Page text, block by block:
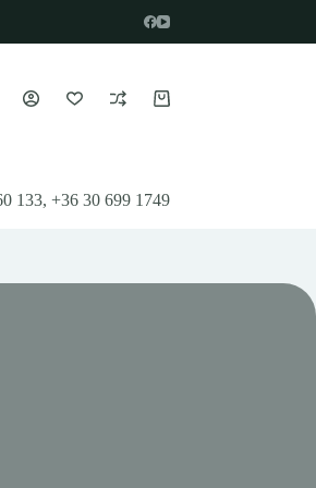
Nákupný
133, +36 30 699 1749